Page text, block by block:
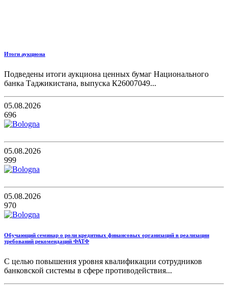
Итоги аукциона
Подведены итоги аукциона ценных бумаг Национального
банка Таджикистана, выпуска К26007049...
05.08.2026
696
05.08.2026
999
05.08.2026
970
Обучающий семинар о роли кредитных финансовых организаций в реализации
требований рекомендаций ФАТФ
С целью повышения уровня квалификации сотрудников
банковской системы в сфере противодействия...